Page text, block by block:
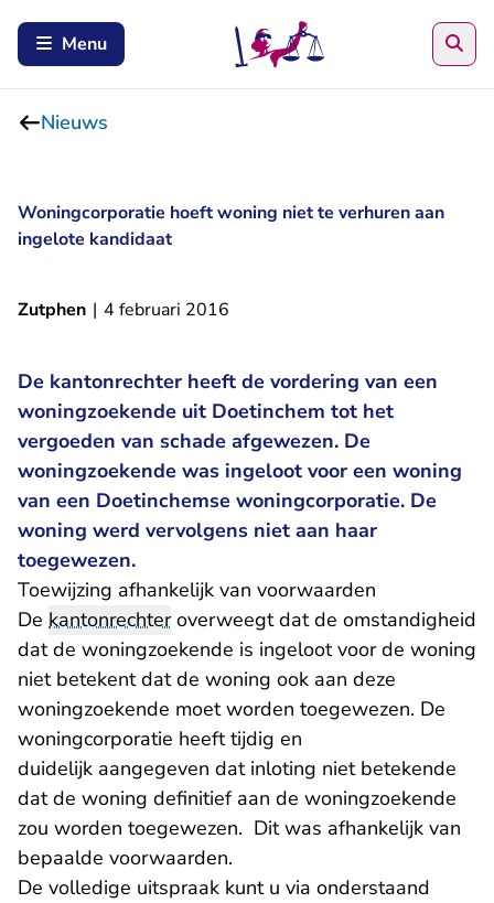
Menu
Nieuws
Woningcorporatie hoeft woning niet te verhuren aan
ingelote kandidaat
Zutphen | 4 februari 2016
De kantonrechter heeft de vordering van een
woningzoekende uit Doetinchem tot het
vergoeden van schade afgewezen. De
woningzoekende was ingeloot voor een woning
van een Doetinchemse woningcorporatie. De
woning werd vervolgens niet aan haar
toegewezen.
Toewijzing afhankelijk van voorwaarden
De kantonrechteroverweegt dat de omstandigheid
dat de woningzoekende is ingeloot voor de woning
niet betekent dat de woning ook aan deze
woningzoekende moet worden toegewezen. De
woningcorporatie heeft tijdig en
duidelijk aangegeven dat inloting niet betekende
dat de woning definitief aan de woningzoekende
zou worden toegewezen. Dit was afhankelijk van
bepaalde voorwaarden.
De volledige uitspraak kunt u via onderstaand